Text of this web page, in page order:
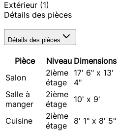
Extérieur (1)
Détails des pièces
Détails des pièces
Pièce Niveau Dimensions
Salon
2ième
étage
17' 6" x 13'
4"
Salle à
manger
2ième
étage
10' x 9'
Cuisine
2ième
étage
8' 1" x 8' 5"